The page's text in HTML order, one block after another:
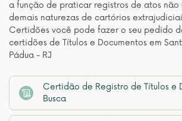
a função de praticar registros de atos não
demais naturezas de cartórios
Certidões você pode fazer o seu pedido
certidões de Títulos e Documentos em
Pádua - RJ
Certidão de Registro de Títulos e
Busca